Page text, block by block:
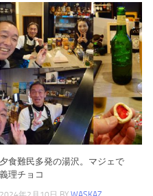
夕食難民多発の湯沢。マジェで
義理チョコ